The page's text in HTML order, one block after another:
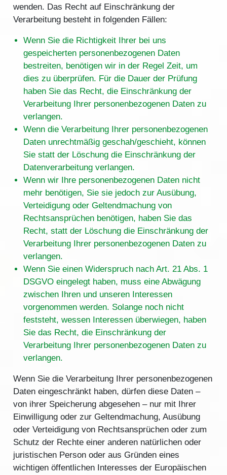
wenden. Das Recht auf Einschränkung der
Verarbeitung besteht in folgenden Fällen:
Wenn Sie die Richtigkeit Ihrer bei uns
gespeicherten personenbezogenen Daten
bestreiten, benötigen wir in der Regel Zeit, um
dies zu überprüfen. Für die Dauer der Prüfung
haben Sie das Recht, die Einschränkung der
Verarbeitung Ihrer personenbezogenen Daten zu
verlangen.
Wenn die Verarbeitung Ihrer personenbezogenen
Daten unrechtmäßig geschah/geschieht, können
Sie statt der Löschung die Einschränkung der
Datenverarbeitung verlangen.
Wenn wir Ihre personenbezogenen Daten nicht
mehr benötigen, Sie sie jedoch zur Ausübung,
Verteidigung oder Geltendmachung von
Rechtsansprüchen benötigen, haben Sie das
Recht, statt der Löschung die Einschränkung der
Verarbeitung Ihrer personenbezogenen Daten zu
verlangen.
Wenn Sie einen Widerspruch nach Art. 21 Abs. 1
DSGVO eingelegt haben, muss eine Abwägung
zwischen Ihren und unseren Interessen
vorgenommen werden. Solange noch nicht
feststeht, wessen Interessen überwiegen, haben
Sie das Recht, die Einschränkung der
Verarbeitung Ihrer personenbezogenen Daten zu
verlangen.
Wenn Sie die Verarbeitung Ihrer personenbezogenen
Daten eingeschränkt haben, dürfen diese Daten –
von ihrer Speicherung abgesehen – nur mit Ihrer
Einwilligung oder zur Geltendmachung, Ausübung
oder Verteidigung von Rechtsansprüchen oder zum
Schutz der Rechte einer anderen natürlichen oder
juristischen Person oder aus Gründen eines
wichtigen öffentlichen Interesses der Europäischen